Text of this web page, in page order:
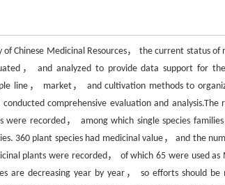
of Chinese Medicinal Resources， the current status
， and analyzed to provide data support for
line， market， and cultivation methods to
comprehensive evaluation and
were recorded， among which single species
360 plant species had medicinal value， and the
plants were recorded， of which 65 were used
are decreasing year by year， so efforts should